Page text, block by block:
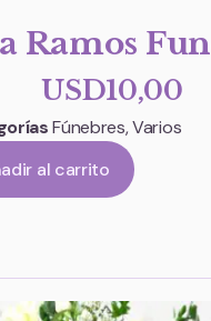
Ramos
USD10,00
Fúnebres,Varios
al carrito